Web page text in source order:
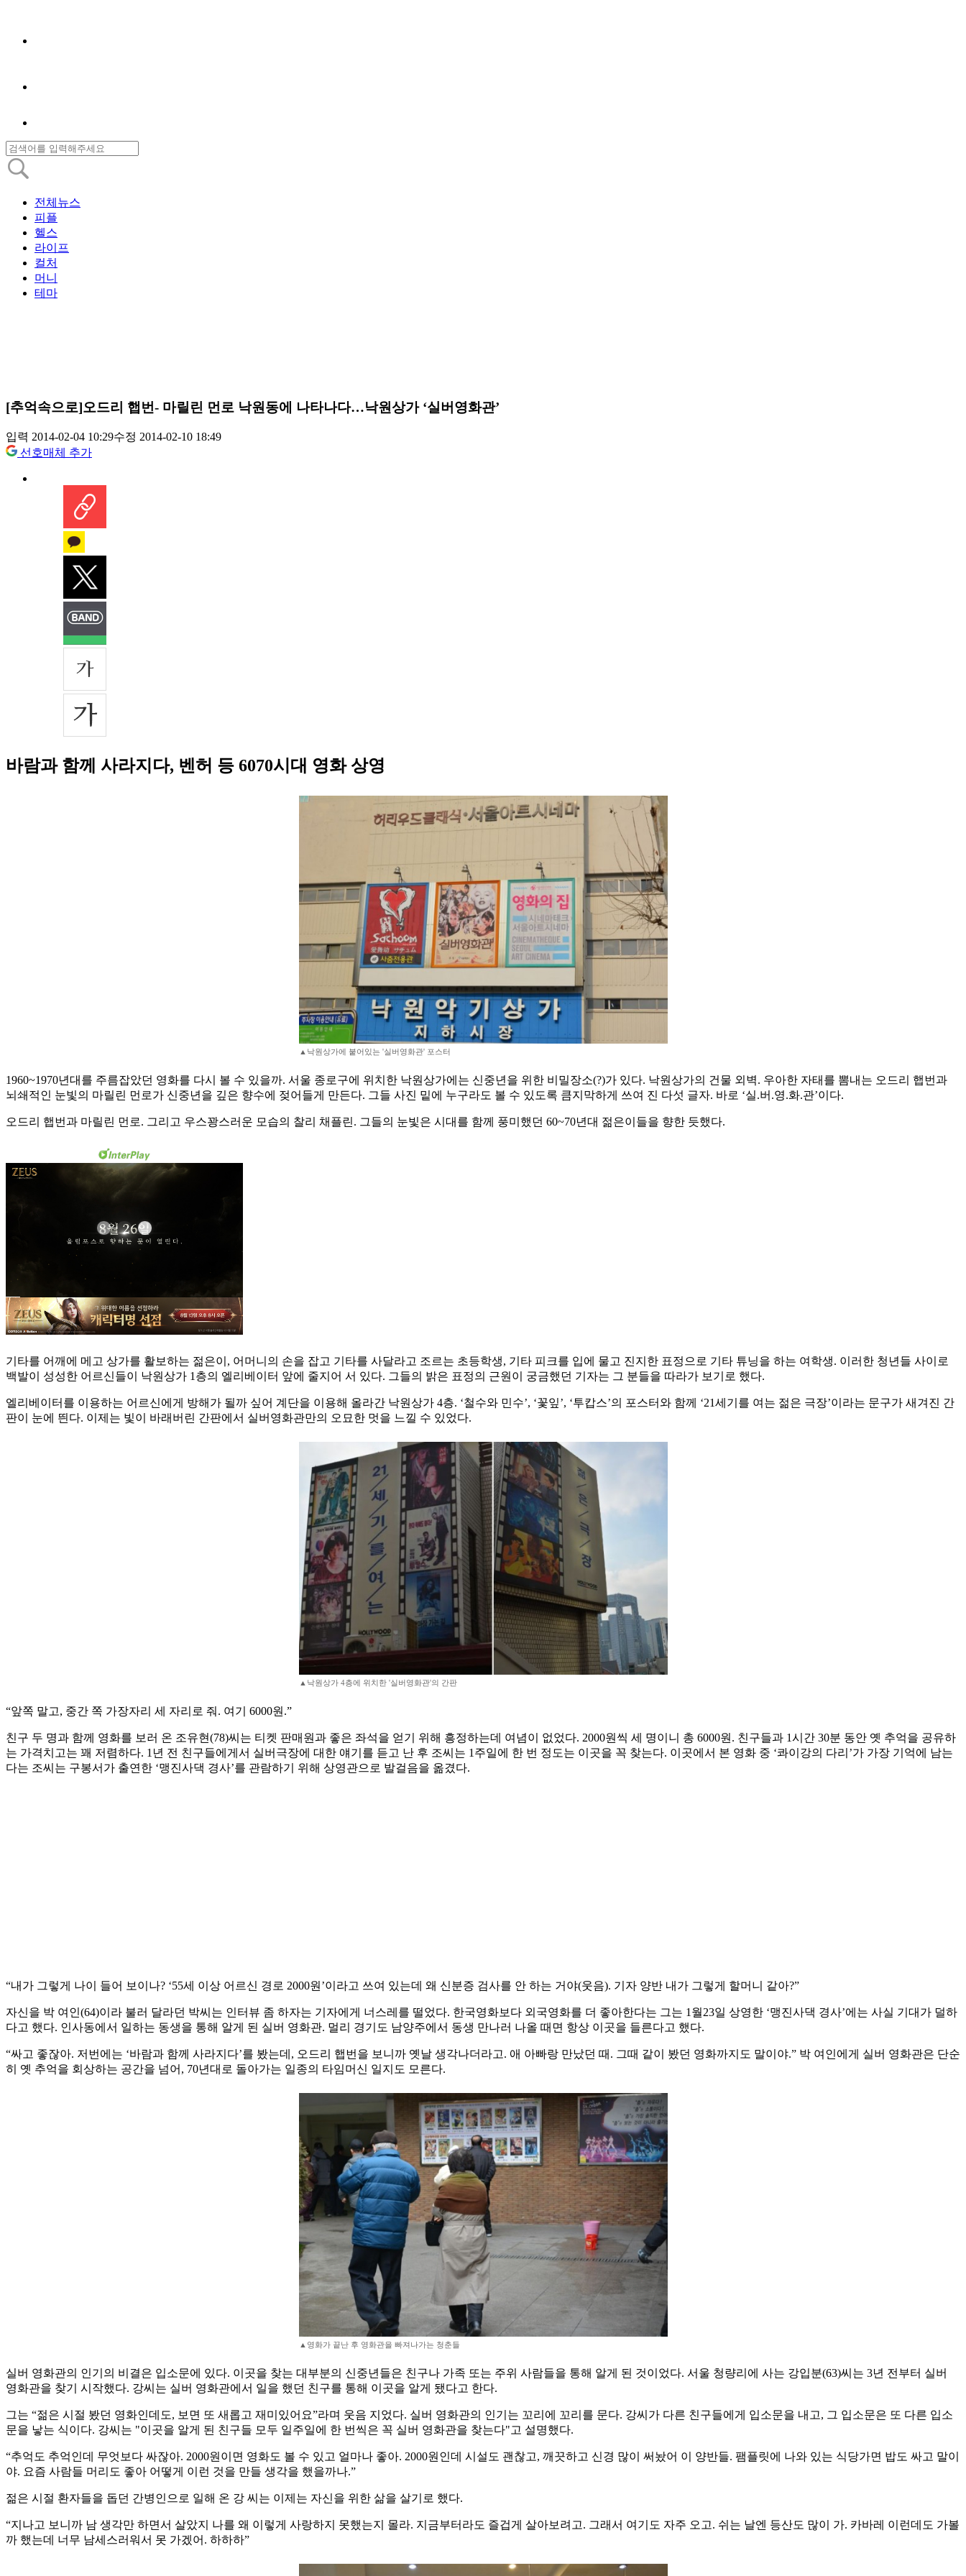
전체뉴스
피플
헬스
라이프
컬처
머니
테마
[추억속으로]오드리 햅번- 마릴린 먼로 낙원동에 나타나다…낙원상가 ‘실버영화관’
입력 2014-02-04 10:29수정 2014-02-10 18:49
선호매체 추가
바람과 함께 사라지다, 벤허 등 6070시대 영화 상영
▲낙원상가에 붙어있는 '실버영화관' 포스터
1960~1970년대를 주름잡았던 영화를 다시 볼 수 있을까. 서울 종로구에 위치한 낙원상가에는 신중년을 위한 비밀장소(?)가 있다. 낙원상가의 건물 외벽. 우아한 자태를 뽐내는 오드리 햅번과
뇌쇄적인 눈빛의 마릴린 먼로가 신중년을 깊은 향수에 젖어들게 만든다. 그들 사진 밑에 누구라도 볼 수 있도록 큼지막하게 쓰여 진 다섯 글자. 바로 ‘실.버.영.화.관’이다.
오드리 햅번과 마릴린 먼로. 그리고 우스꽝스러운 모습의 찰리 채플린. 그들의 눈빛은 시대를 함께 풍미했던 60~70년대 젊은이들을 향한 듯했다.
기타를 어깨에 메고 상가를 활보하는 젊은이, 어머니의 손을 잡고 기타를 사달라고 조르는 초등학생, 기타 피크를 입에 물고 진지한 표정으로 기타 튜닝을 하는 여학생. 이러한 청년들 사이로
백발이 성성한 어르신들이 낙원상가 1층의 엘리베이터 앞에 줄지어 서 있다. 그들의 밝은 표정의 근원이 궁금했던 기자는 그 분들을 따라가 보기로 했다.
엘리베이터를 이용하는 어르신에게 방해가 될까 싶어 계단을 이용해 올라간 낙원상가 4층. ‘철수와 민수’, ‘꽃잎’, ‘투캅스’의 포스터와 함께 ‘21세기를 여는 젊은 극장’이라는 문구가 새겨진 간
판이 눈에 띈다. 이제는 빛이 바래버린 간판에서 실버영화관만의 오묘한 멋을 느낄 수 있었다.
▲낙원상가 4층에 위치한 '실버영화관'의 간판
“앞쪽 말고, 중간 쪽 가장자리 세 자리로 줘. 여기 6000원.”
친구 두 명과 함께 영화를 보러 온 조유현(78)씨는 티켓 판매원과 좋은 좌석을 얻기 위해 흥정하는데 여념이 없었다. 2000원씩 세 명이니 총 6000원. 친구들과 1시간 30분 동안 옛 추억을 공유하
는 가격치고는 꽤 저렴하다. 1년 전 친구들에게서 실버극장에 대한 얘기를 듣고 난 후 조씨는 1주일에 한 번 정도는 이곳을 꼭 찾는다. 이곳에서 본 영화 중 ‘콰이강의 다리’가 가장 기억에 남는
다는 조씨는 구봉서가 출연한 ‘맹진사댁 경사’를 관람하기 위해 상영관으로 발걸음을 옮겼다.
“내가 그렇게 나이 들어 보이나? ‘55세 이상 어르신 경로 2000원’이라고 쓰여 있는데 왜 신분증 검사를 안 하는 거야(웃음). 기자 양반 내가 그렇게 할머니 같아?”
자신을 박 여인(64)이라 불러 달라던 박씨는 인터뷰 좀 하자는 기자에게 너스레를 떨었다. 한국영화보다 외국영화를 더 좋아한다는 그는 1월23일 상영한 ‘맹진사댁 경사’에는 사실 기대가 덜하
다고 했다. 인사동에서 일하는 동생을 통해 알게 된 실버 영화관. 멀리 경기도 남양주에서 동생 만나러 나올 때면 항상 이곳을 들른다고 했다.
“싸고 좋잖아. 저번에는 ‘바람과 함께 사라지다’를 봤는데, 오드리 햅번을 보니까 옛날 생각나더라고. 애 아빠랑 만났던 때. 그때 같이 봤던 영화까지도 말이야.” 박 여인에게 실버 영화관은 단순
히 옛 추억을 회상하는 공간을 넘어, 70년대로 돌아가는 일종의 타임머신 일지도 모른다.
▲영화가 끝난 후 영화관을 빠져나가는 청춘들
실버 영화관의 인기의 비결은 입소문에 있다. 이곳을 찾는 대부분의 신중년들은 친구나 가족 또는 주위 사람들을 통해 알게 된 것이었다. 서울 청량리에 사는 강입분(63)씨는 3년 전부터 실버
영화관을 찾기 시작했다. 강씨는 실버 영화관에서 일을 했던 친구를 통해 이곳을 알게 됐다고 한다.
그는 “젊은 시절 봤던 영화인데도, 보면 또 새롭고 재미있어요”라며 웃음 지었다. 실버 영화관의 인기는 꼬리에 꼬리를 문다. 강씨가 다른 친구들에게 입소문을 내고, 그 입소문은 또 다른 입소
문을 낳는 식이다. 강씨는 "이곳을 알게 된 친구들 모두 일주일에 한 번씩은 꼭 실버 영화관을 찾는다"고 설명했다.
“추억도 추억인데 무엇보다 싸잖아. 2000원이면 영화도 볼 수 있고 얼마나 좋아. 2000원인데 시설도 괜찮고, 깨끗하고 신경 많이 써놨어 이 양반들. 팸플릿에 나와 있는 식당가면 밥도 싸고 말이
야. 요즘 사람들 머리도 좋아 어떻게 이런 것을 만들 생각을 했을까나.”
젊은 시절 환자들을 돕던 간병인으로 일해 온 강 씨는 이제는 자신을 위한 삶을 살기로 했다.
“지나고 보니까 남 생각만 하면서 살았지 나를 왜 이렇게 사랑하지 못했는지 몰라. 지금부터라도 즐겁게 살아보려고. 그래서 여기도 자주 오고. 쉬는 날엔 등산도 많이 가. 카바레 이런데도 가볼
까 했는데 너무 남세스러워서 못 가겠어. 하하하”